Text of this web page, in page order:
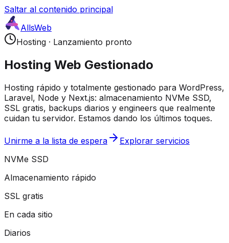
Saltar al contenido principal
AllsWeb
Hosting · Lanzamiento pronto
Hosting Web Gestionado
Hosting rápido y totalmente gestionado para WordPress,
Laravel, Node y Next.js: almacenamiento NVMe SSD,
SSL gratis, backups diarios y engineers que realmente
cuidan tu servidor. Estamos dando los últimos toques.
Unirme a la lista de espera
Explorar servicios
NVMe SSD
Almacenamiento rápido
SSL gratis
En cada sitio
Diarios